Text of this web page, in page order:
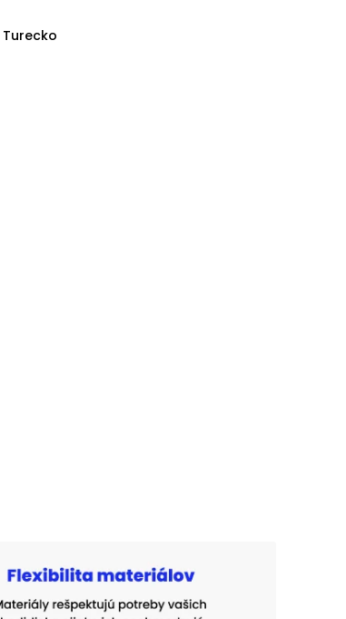
Turecko